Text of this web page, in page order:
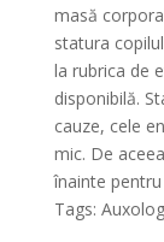
masă
statura
la rubrica de
disponibilă.
cauze, cele
mic. De
înainte
Tags: